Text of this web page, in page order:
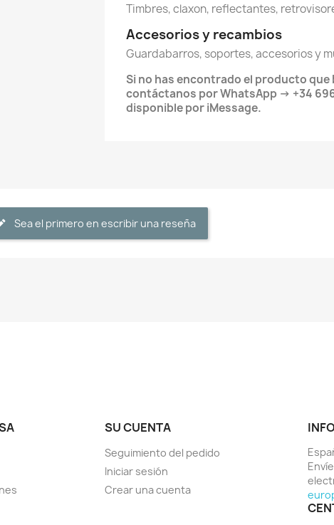
Timbres, claxon, reflectantes,
Accesorios y recambios
Guardabarros, soportes, accesorios y
Si no has encontrado el producto que
contáctanos por WhatsApp -> +34
disponible por iMessage.
Sea el primero en escribir una reseña
SU CUENTA
Seguimiento del pedido
Iniciar sesión
Crear una cuenta